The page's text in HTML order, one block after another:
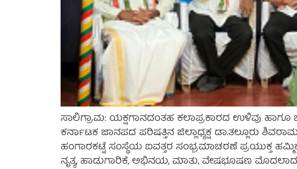
ಸಾಲಿಗ್ರಾಮ: ಯಕ್ಷಗಾನದಂತಹ ಕಲಾಪ್ರಕಾರದ ಉಳಿವು
ಕರ್ನಾಟಕ ಜಾನಪದ ಪರಿಷತ್ತಿನ ಜಿಲ್ಲಾಧ್ಯಕ್ಷ ಡಾ.ತಲ್ಲೂರು
ಹಂಗಾರಕಟ್ಟೆ ಸಂಸ್ಥೆಯ ಐವತ್ತರ ಸಂಭ್ರಮಾಚರಣೆ ಪ್ರಯುಕ್ತ
ನೃತ್ಯ, ಹಾಡುಗಾರಿಕೆ, ಅಭಿನಯ, ಮಾತು, ವೇಷಭೂಷಣ